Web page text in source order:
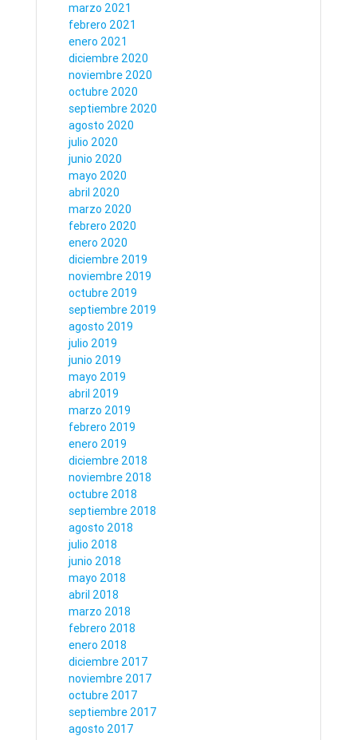
marzo 2021
febrero 2021
enero 2021
diciembre 2020
noviembre 2020
octubre 2020
septiembre 2020
agosto 2020
julio 2020
junio 2020
mayo 2020
abril 2020
marzo 2020
febrero 2020
enero 2020
diciembre 2019
noviembre 2019
octubre 2019
septiembre 2019
agosto 2019
julio 2019
junio 2019
mayo 2019
abril 2019
marzo 2019
febrero 2019
enero 2019
diciembre 2018
noviembre 2018
octubre 2018
septiembre 2018
agosto 2018
julio 2018
junio 2018
mayo 2018
abril 2018
marzo 2018
febrero 2018
enero 2018
diciembre 2017
noviembre 2017
octubre 2017
septiembre 2017
agosto 2017